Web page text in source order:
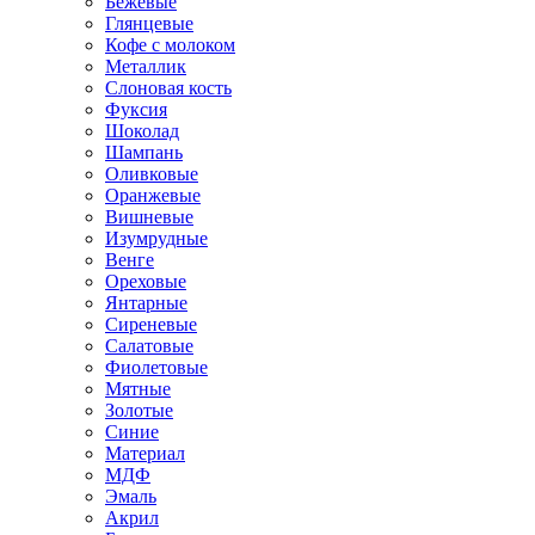
Глянцевые
Кофе с молоком
Металлик
Слоновая кость
Фуксия
Шоколад
Шампань
Оливковые
Оранжевые
Вишневые
Изумрудные
Венге
Ореховые
Янтарные
Сиреневые
Салатовые
Фиолетовые
Мятные
Золотые
Синие
Материал
МДФ
Эмаль
Акрил